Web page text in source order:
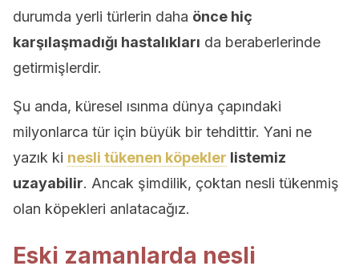
durumda yerli türlerin daha önce hiç
karşılaşmadığı hastalıkları da beraberlerinde
getirmişlerdir.
Şu anda, küresel ısınma dünya çapındaki
milyonlarca tür için büyük bir tehdittir. Yani ne
yazık ki nesli tükenen köpekler listemiz
uzayabilir. Ancak şimdilik, çoktan nesli tükenmiş
olan köpekleri anlatacağız.
Eski zamanlarda nesli